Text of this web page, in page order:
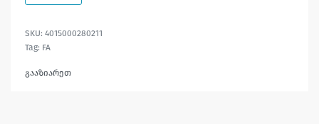
4015000280211
Tag: FA
გააზიარეთ